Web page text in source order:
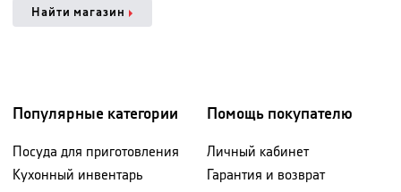
Найти магазин
Популярные категории
Посуда для приготовления
Кухонный инвентарь
Помощь покупателю
Личный кабинет
Гарантия и возврат